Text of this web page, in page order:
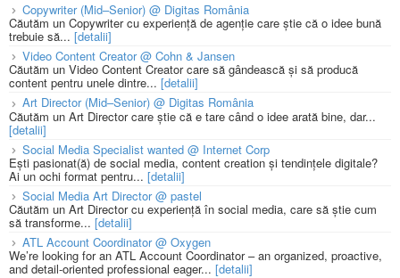
Copywriter (Mid–Senior) @ Digitas România
Căutăm un Copywriter cu experiență de agenție care știe că o idee bună
trebuie să... [detalii]
Video Content Creator @ Cohn & Jansen
Căutăm un Video Content Creator care să gândească și să producă
content pentru unele dintre... [detalii]
Art Director (Mid–Senior) @ Digitas România
Căutăm un Art Director care știe că e tare când o idee arată bine, dar...
[detalii]
Social Media Specialist wanted @ Internet Corp
Ești pasionat(ă) de social media, content creation și tendințele digitale?
Ai un ochi format pentru... [detalii]
Social Media Art Director @ pastel
Căutăm un Art Director cu experiență în social media, care să știe cum
să transforme... [detalii]
ATL Account Coordinator @ Oxygen
We’re looking for an ATL Account Coordinator – an organized, proactive,
and detail-oriented professional eager... [detalii]